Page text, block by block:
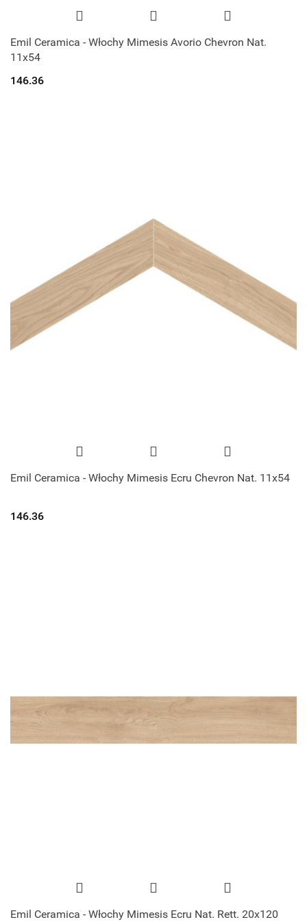
Emil Ceramica - Włochy Mimesis Avorio Chevron Nat.
11x54
146.36
Emil Ceramica - Włochy Mimesis Ecru Chevron Nat. 11x54
146.36
Emil Ceramica - Włochy Mimesis Ecru Nat. Rett. 20x120